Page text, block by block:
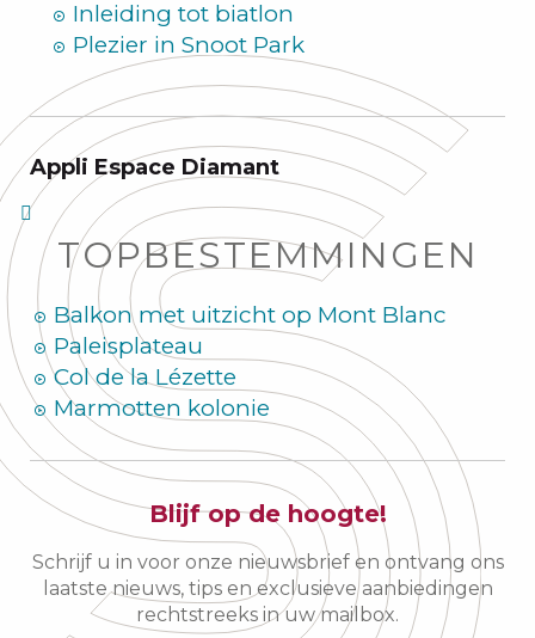
Inleiding tot biatlon
Plezier in Snoot Park
Appli Espace Diamant
TOPBESTEMMINGEN
Balkon met uitzicht op Mont Blanc
Paleisplateau
Col de la Lézette
Marmotten kolonie
Blijf op de hoogte!
Schrijf u in voor onze nieuwsbrief en ontvang ons
laatste nieuws, tips en exclusieve aanbiedingen
rechtstreeks in uw mailbox.